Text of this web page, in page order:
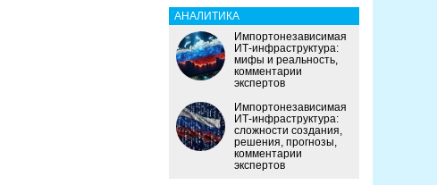
АНАЛИТИКА
Импортонезависимая
ИТ-инфраструктура:
мифы и реальность,
комментарии
экспертов
Импортонезависимая
ИТ-инфраструктура:
сложности создания,
решения, прогнозы,
комментарии
экспертов